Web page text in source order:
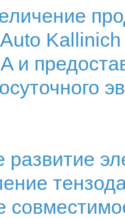
Kallinich
и